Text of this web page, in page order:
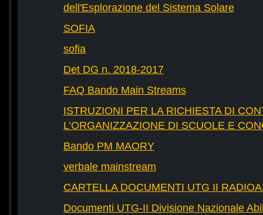
dell'Esplorazione del Sistema Solare
SOFIA
sofia
Det DG n. 2018-2017
FAQ Bando Main Streams
ISTRUZIONI PER LA RICHIESTA DI
L’ORGANIZZAZIONE DI SCUOLE E
Bando PM MAORY
verbale mainstream
CARTELLA DOCUMENTI UTG II
Documenti UTG-II Divisione Nazionale